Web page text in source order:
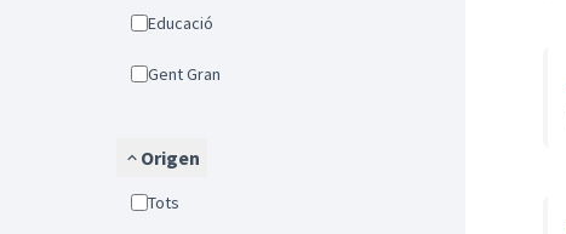
Educació
Gent Gran
Origen
Tots